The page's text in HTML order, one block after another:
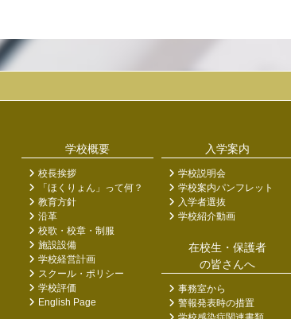
学校概要
校長挨拶
「ほくりょん」って何？
教育方針
沿革
校歌・校章・制服
施設設備
学校経営計画
スクール・ポリシー
学校評価
English Page
入学案内
学校説明会
学校案内パンフレット
入学者選抜
学校紹介動画
在校生・保護者
の皆さんへ
事務室から
警報発表時の措置